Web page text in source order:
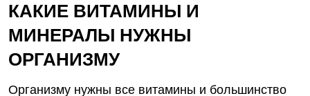
КАКИЕ ВИТАМИНЫ И
МИНЕРАЛЫ НУЖНЫ
ОРГАНИЗМУ
Организму нужны все витамины и большинство